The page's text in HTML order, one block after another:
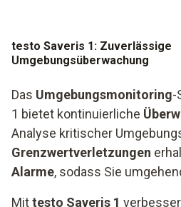
testo Saveris 1: Zuverlässige
Umgebungsüberwachung
Das Umgebungsmonitoring-
1 bietet kontinuierliche
Analyse kritischer
Grenzwertverletzungen
Alarme, sodass Sie
Mittesto Saveris 1